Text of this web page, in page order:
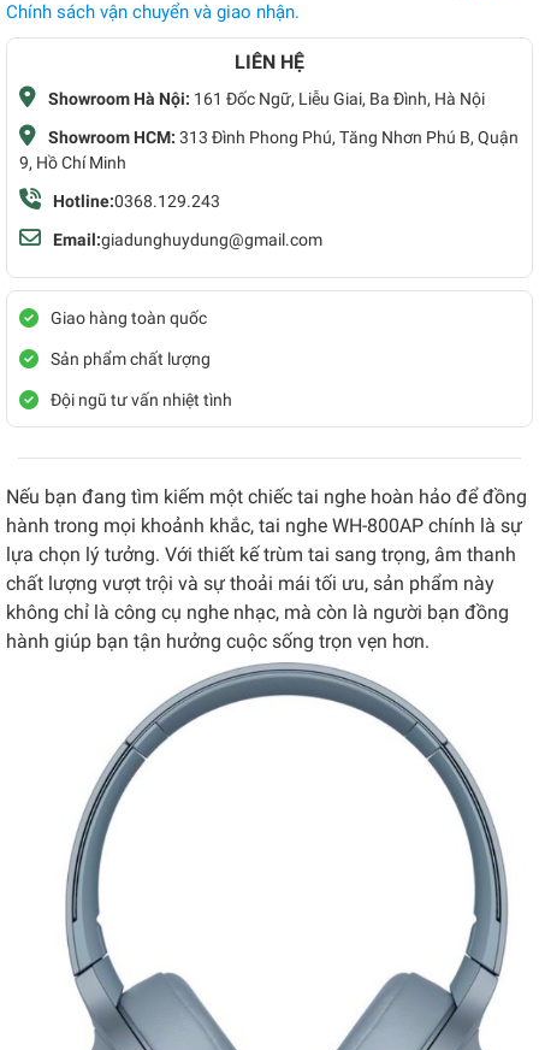
Chính sách vận chuyển và giao nhận.
LIÊN HỆ
Showroom Hà Nội: 161 Đốc Ngữ, Liễu Giai, Ba Đình, Hà Nội
Showroom HCM: 313 Đình Phong Phú, Tăng Nhơn Phú B, Quận
9, Hồ Chí Minh
Hotline:0368.129.243
Email:giadunghuydung@gmail.com
Giao hàng toàn quốc
Sản phẩm chất lượng
Đội ngũ tư vấn nhiệt tình
Nếu bạn đang tìm kiếm một chiếc tai nghe hoàn hảo để đồng
hành trong mọi khoảnh khắc, tai nghe WH-800AP chính là sự
lựa chọn lý tưởng. Với thiết kế trùm tai sang trọng, âm thanh
chất lượng vượt trội và sự thoải mái tối ưu, sản phẩm này
không chỉ là công cụ nghe nhạc, mà còn là người bạn đồng
hành giúp bạn tận hưởng cuộc sống trọn vẹn hơn.